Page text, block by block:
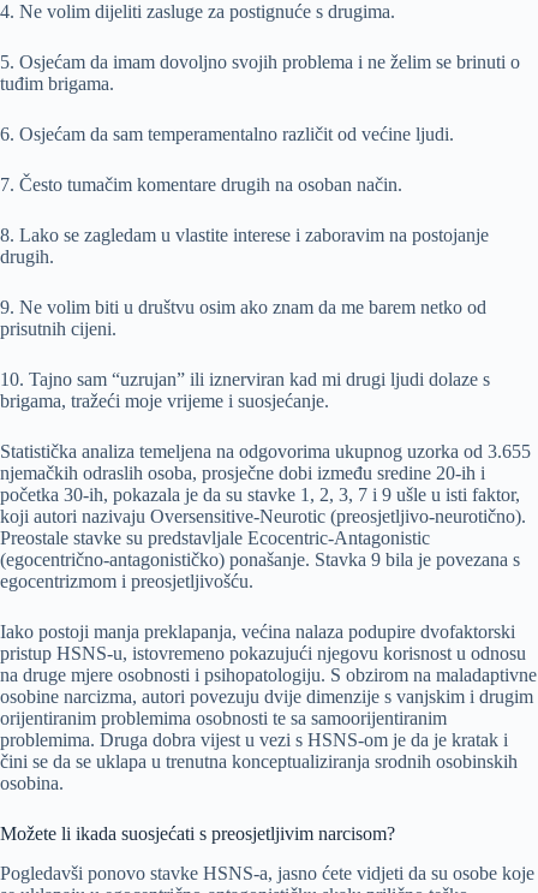
4. Ne volim dijeliti zasluge za postignuće s drugima.
5. Osjećam da imam dovoljno svojih problema i ne želim se brinuti o
tuđim brigama.
6. Osjećam da sam temperamentalno različit od većine ljudi.
7. Često tumačim komentare drugih na osoban način.
8. Lako se zagledam u vlastite interese i zaboravim na postojanje
drugih.
9. Ne volim biti u društvu osim ako znam da me barem netko od
prisutnih cijeni.
10. Tajno sam “uzrujan” ili iznerviran kad mi drugi ljudi dolaze s
brigama, tražeći moje vrijeme i suosjećanje.
Statistička analiza temeljena na odgovorima ukupnog uzorka od 3.655
njemačkih odraslih osoba, prosječne dobi između sredine 20-ih i
početka 30-ih, pokazala je da su stavke 1, 2, 3, 7 i 9 ušle u isti faktor,
koji autori nazivaju Oversensitive-Neurotic (preosjetljivo-neurotično).
Preostale stavke su predstavljale Ecocentric-Antagonistic
(egocentrično-antagonističko) ponašanje. Stavka 9 bila je povezana s
egocentrizmom i preosjetljivošću.
Iako postoji manja preklapanja, većina nalaza podupire dvofaktorski
pristup HSNS-u, istovremeno pokazujući njegovu korisnost u odnosu
na druge mjere osobnosti i psihopatologiju. S obzirom na maladaptivne
osobine narcizma, autori povezuju dvije dimenzije s vanjskim i drugim
orijentiranim problemima osobnosti te sa samoorijentiranim
problemima. Druga dobra vijest u vezi s HSNS-om je da je kratak i
čini se da se uklapa u trenutna konceptualiziranja srodnih osobinskih
osobina.
Možete li ikada suosjećati s preosjetljivim narcisom?
Pogledavši ponovo stavke HSNS-a, jasno ćete vidjeti da su osobe koje